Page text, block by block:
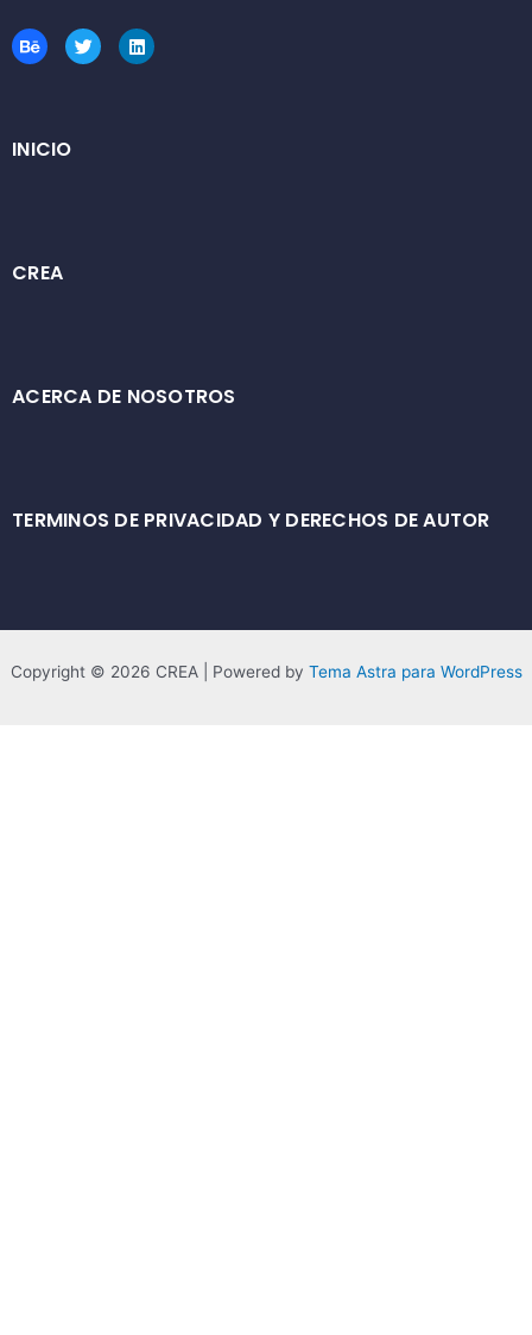
INICIO
CREA
ACERCA DE NOSOTROS
TERMINOS DE PRIVACIDAD Y DERECHOS DE AUTOR
Copyright © 2026 CREA | Powered by Tema Astra para WordPress